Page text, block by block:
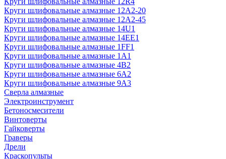
Круги шлифовальные алмазные 12А2-20
Круги шлифовальные алмазные 12А2-45
Круги шлифовальные алмазные 14U1
Круги шлифовальные алмазные 14ЕЕ1
Круги шлифовальные алмазные 1FF1
Круги шлифовальные алмазные 1А1
Круги шлифовальные алмазные 4В2
Круги шлифовальные алмазные 6A2
Круги шлифовальные алмазные 9А3
Сверла алмазные
Электроинструмент
Бетоносмесители
Винтоверты
Гайковерты
Граверы
Дрели
Краскопульты